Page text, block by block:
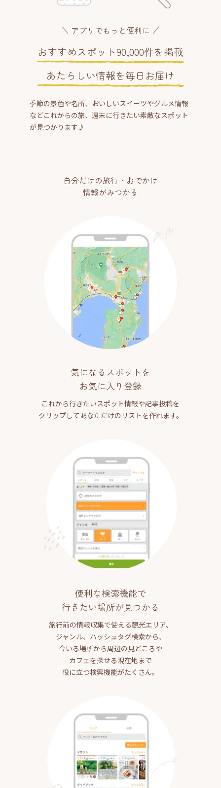
アプリでもっと便利に
おすすめスポット90,000件を掲載
あたらしい情報を毎日お届け
季節の景色や名所、おいしいスイーツやグルメ情報
などこれからの旅、週末に行きたい素敵なスポット
が見つかります♪
自分だけの旅行・おでかけ
情報がみつかる
気になるスポットを
お気に入り登録
これから行きたいスポット情報や記事投稿を
クリップしてあなただけのリストを作れます。
便利な検索機能で
行きたい場所が見つかる
旅行前の情報収集で使える観光エリア、
ジャンル、ハッシュタグ検索から、
今いる場所から周辺の見どころや
カフェを探せる現在地まで
役に立つ検索機能がたくさん。